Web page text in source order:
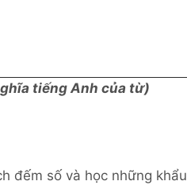
tiếng Anh của từ)
đếm số và học những khẩu